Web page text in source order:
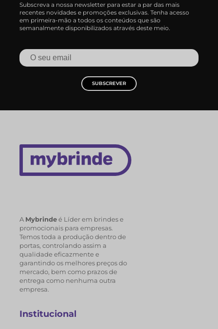
Subscreva a nossa newsletter para estar a par das mais
recentes novidades e promoções exclusivas. Tenha acesso
em primeira-mão a todos os conteúdos que são
semanalmente disponibilizados através deste meio.
SUBSCREVER
A Mybrindeé Líder em brindes e
promocionais para empresas.
Temos toda a produção dentro de
portas, controlando assim a
qualidade eficazmente e
garantindo os melhores preços do
mercado, bem como prazos de
entrega como nenhuma outra
empresa.
Institucional